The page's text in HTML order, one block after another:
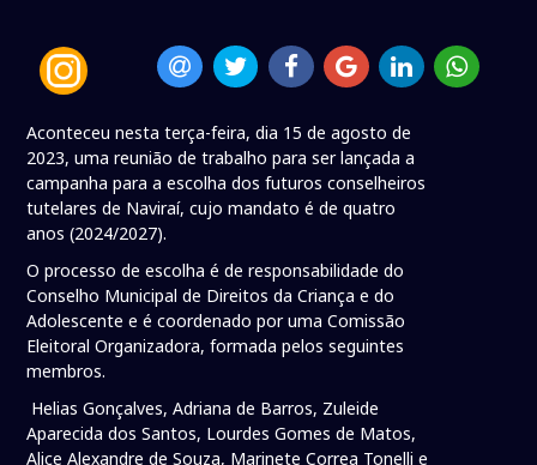
Aconteceu nesta terça-feira, dia 15 de agosto de
2023, uma reunião de trabalho para ser lançada a
campanha para a escolha dos futuros conselheiros
tutelares de Naviraí, cujo mandato é de quatro
anos (2024/2027).
O processo de escolha é de responsabilidade do
Conselho Municipal de Direitos da Criança e do
Adolescente e é coordenado por uma Comissão
Eleitoral Organizadora, formada pelos seguintes
membros.
Helias Gonçalves, Adriana de Barros, Zuleide
Aparecida dos Santos, Lourdes Gomes de Matos,
Alice Alexandre de Souza, Marinete Correa Tonelli e